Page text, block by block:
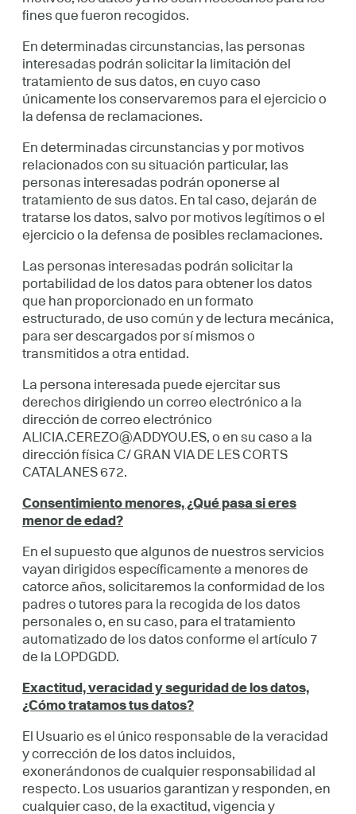
fines que fueron recogidos.
En determinadas circunstancias, las personas
interesadas podrán solicitar la limitación del
tratamiento de sus datos, en cuyo caso
únicamente los conservaremos para el ejercicio o
la defensa de reclamaciones.
En determinadas circunstancias y por motivos
relacionados con su situación particular, las
personas interesadas podrán oponerse al
tratamiento de sus datos. En tal caso, dejarán de
tratarse los datos, salvo por motivos legítimos o el
ejercicio o la defensa de posibles reclamaciones.
Las personas interesadas podrán solicitar la
portabilidad de los datos para obtener los datos
que han proporcionado en un formato
estructurado, de uso común y de lectura mecánica,
para ser descargados por sí mismos o
transmitidos a otra entidad.
La persona interesada puede ejercitar sus
derechos dirigiendo un correo electrónico a la
dirección de correo electrónico
ALICIA.CEREZO@ADDYOU.ES, o en su caso a la
dirección física C/ GRAN VIA DE LES CORTS
CATALANES 672.
Consentimiento menores, ¿Qué pasa si eres
menor de edad?
En el supuesto que algunos de nuestros servicios
vayan dirigidos específicamente a menores de
catorce años, solicitaremos la conformidad de los
padres o tutores para la recogida de los datos
personales o, en su caso, para el tratamiento
automatizado de los datos conforme el artículo 7
de la LOPDGDD.
Exactitud, veracidad y seguridad de los datos,
¿Cómo tratamos tus datos?
El Usuario es el único responsable de la veracidad
y corrección de los datos incluidos,
exonerándonos de cualquier responsabilidad al
respecto. Los usuarios garantizan y responden, en
cualquier caso, de la exactitud, vigencia y